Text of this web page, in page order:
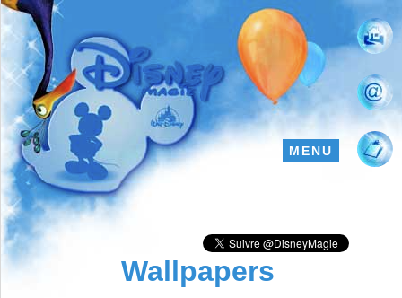
MENU
Wallpapers